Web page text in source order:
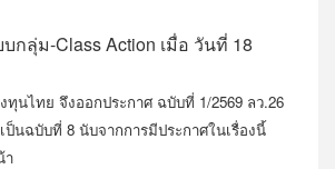
กลุ่ม-Class Action เมื่อ วันที่ 18
ทุนไทย จึงออกประกาศ ฉบับที่ 1/2569 ลว.26
ป็นฉบับที่ 8 นับจากการมีประกาศในเรื่องนี้
า